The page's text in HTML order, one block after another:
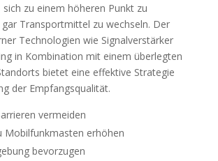
zu einem höheren Punkt zu
Transportmittel zu wechseln. Der
Technologien wie Signalverstärker
in Kombination mit einem überlegten
bietet eine effektive Strategie
der Empfangsqualität.
vermeiden
Mobilfunkmasten erhöhen
bevorzugen